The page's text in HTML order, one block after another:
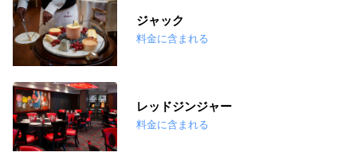
ジャック
料金に含まれる
レッドジンジャー
料金に含まれる